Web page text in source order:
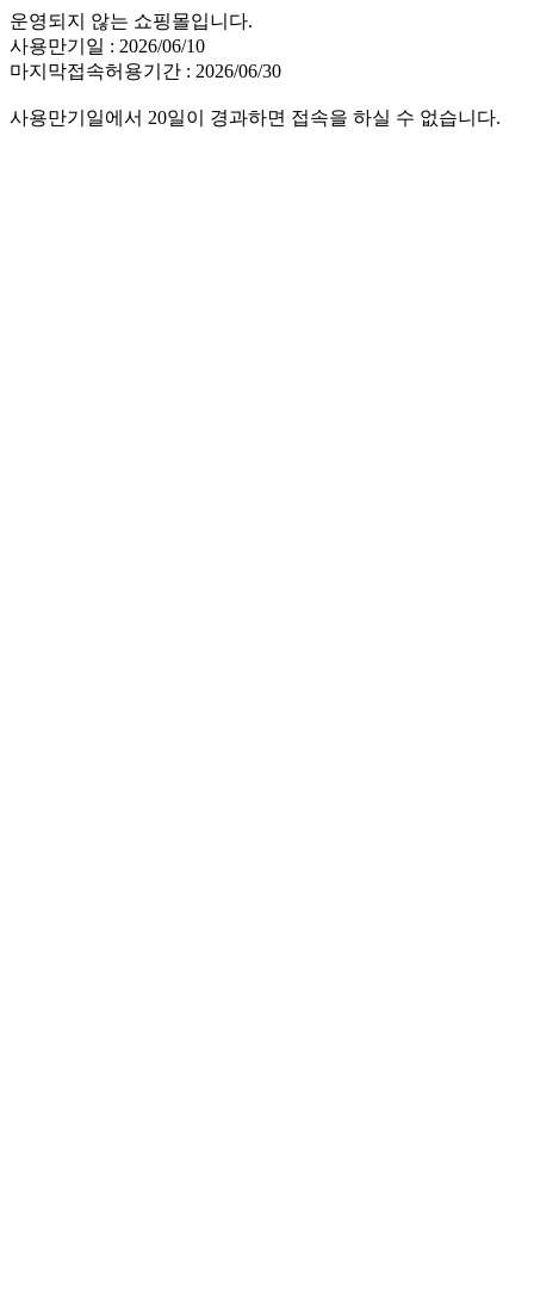
운영되지 않는 쇼핑몰입니다.
사용만기일 : 2026/06/10
마지막접속허용기간 : 2026/06/30
사용만기일에서 20일이 경과하면 접속을 하실 수 없습니다.